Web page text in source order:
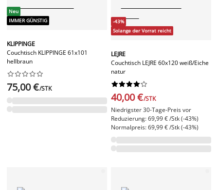
Neu
IMMER GÜNSTIG
KLIPPINGE
Couchtisch KLIPPINGE 61x101
hellbraun






75,00 €/STK
-43%
Solange der Vorrat reicht
LEJRE
Couchtisch LEJRE 60x120 weiß/Eiche
natur






40,00 €/STK
Niedrigster 30-Tage-Preis vor
Reduzierung: 69,99 € /Stk (-43%)
Normalpreis: 69,99 € /Stk (-43%)